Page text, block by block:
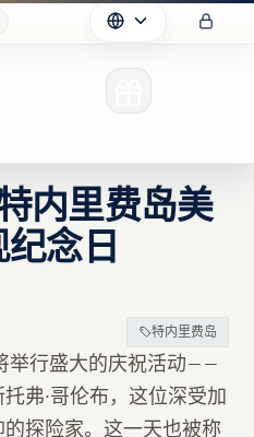
内里费岛美
念日
特内里费岛
举行盛大的庆祝活动——
弗·哥伦布，这位深受加
探险家。这一天也被称